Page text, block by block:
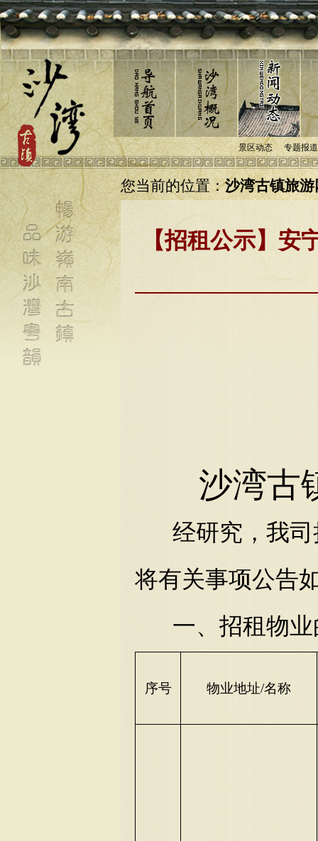
景区动态 专题报道
您当前的位置：沙湾古镇旅
【招租公示】安
沙湾古
经研究，我
将有关事项公告
一、招租物
序号 物业地址/名称